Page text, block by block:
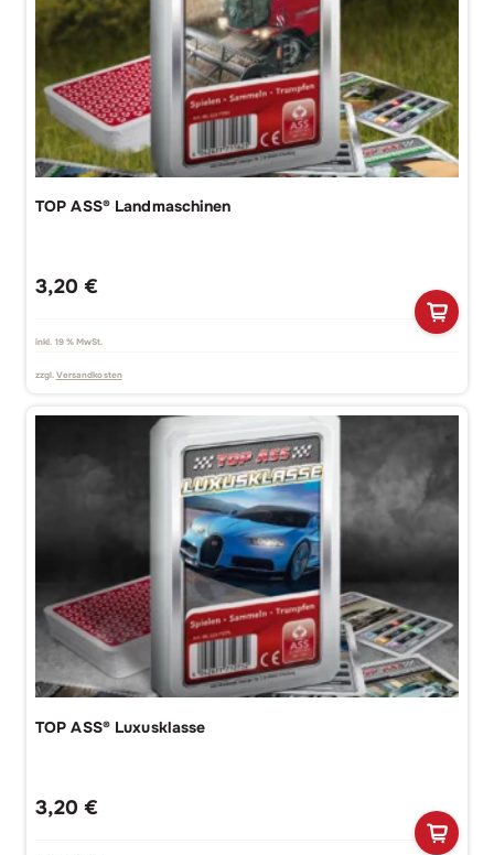
TOP ASS® Landmaschinen
3,20 €
inkl. 19 % MwSt.
zzgl. Versandkosten
TOP ASS® Luxusklasse
3,20 €